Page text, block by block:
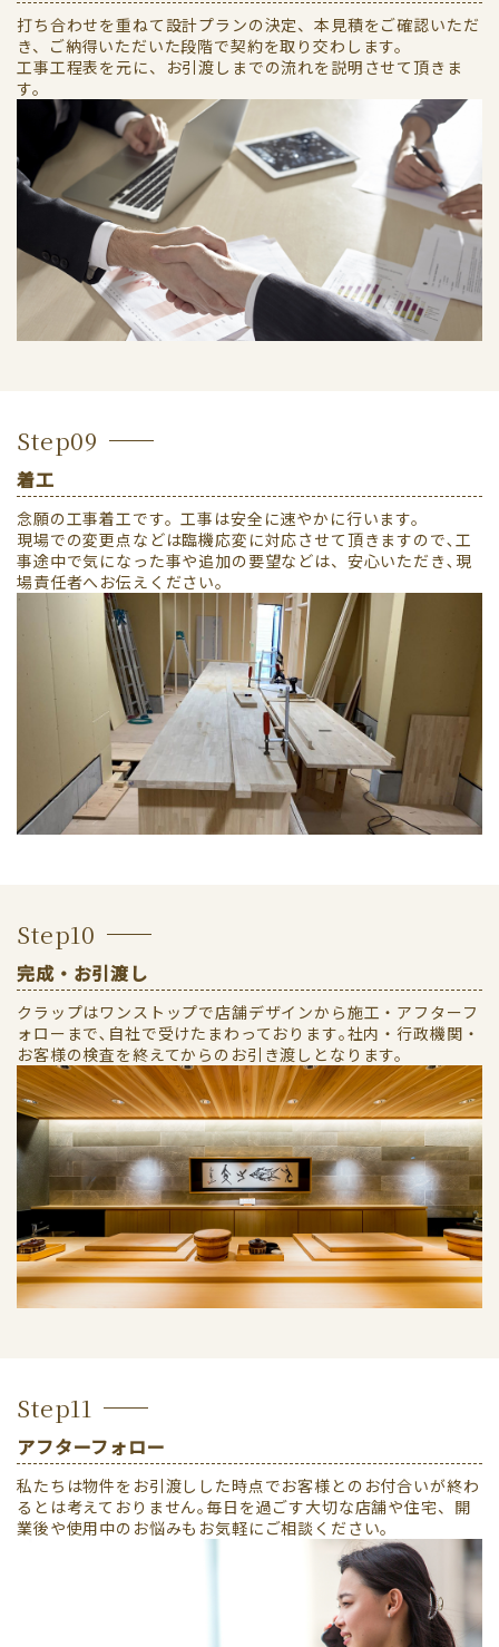
打ち合わせを重ねて設計プランの決定、本見積をご確認いただ
き、ご納得いただいた段階で契約を取り交わします。
工事工程表を元に、お引渡しまでの流れを説明させて頂きま
す。
Step09
着工
念願の工事着工です。工事は安全に速やかに行います。
現場での変更点などは臨機応変に対応させて頂きますので､工
事途中で気になった事や追加の要望などは、安心いただき､現
場責任者へお伝えください。
Step10
完成・お引渡し
クラップはワンストップで店舗デザインから施工・アフターフ
ォローまで､自社で受けたまわっております｡社内・行政機関・
お客様の検査を終えてからのお引き渡しとなります。
Step11
アフターフォロー
私たちは物件をお引渡しした時点でお客様とのお付合いが終わ
るとは考えておりません｡毎日を過ごす大切な店舗や住宅、開
業後や使用中のお悩みもお気軽にご相談ください。